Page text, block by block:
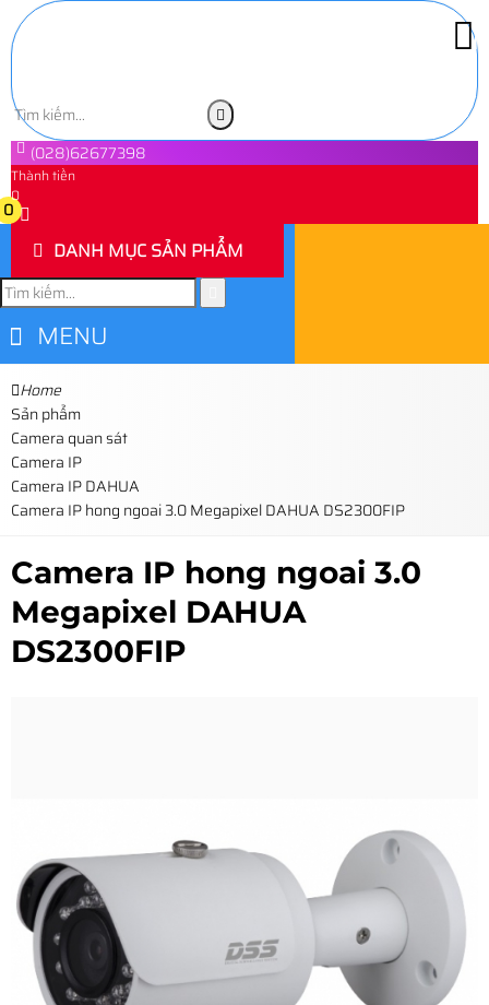
(028)62677398
Thành tiền
0
0
DANH MỤC SẢN PHẨM
MENU
Home
Sản phẩm
Camera quan sát
Camera IP
Camera IP DAHUA
Camera IP hong ngoai 3.0 Megapixel DAHUA DS2300FIP
Camera IP hong ngoai 3.0
Megapixel DAHUA
DS2300FIP